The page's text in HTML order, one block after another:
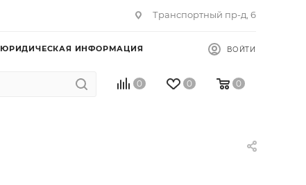
Транспортный пр-д, 6
ЮРИДИЧЕСКАЯ ИНФОРМАЦИЯ ВОЙТИ
0 0 0